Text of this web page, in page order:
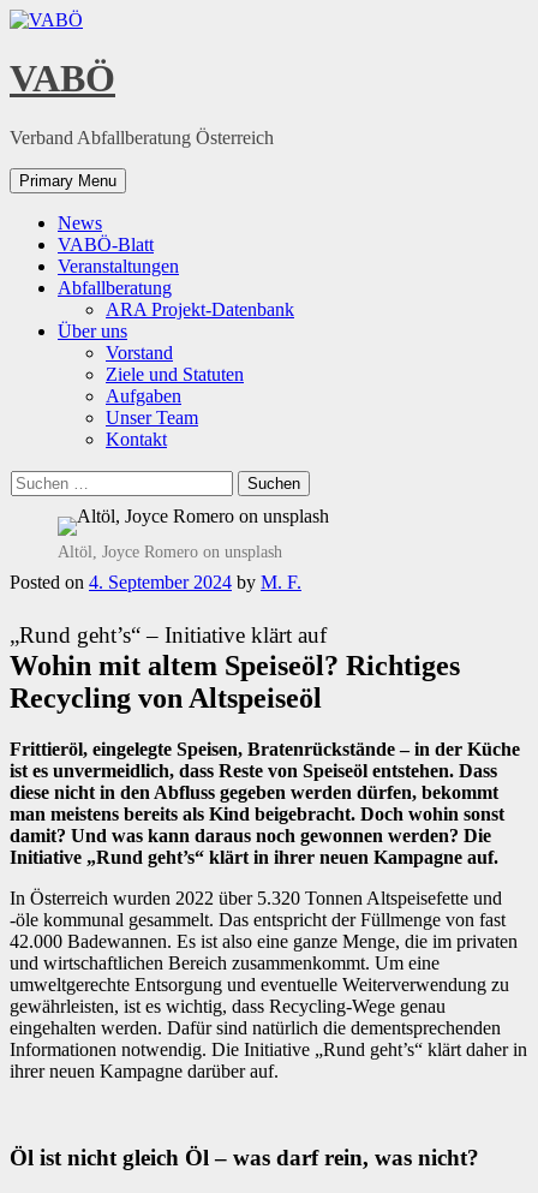
Skip
content
VABÖ
Verband Abfallberatung Österreich
Primary Menu
News
VABÖ-Blatt
Veranstaltungen
Abfallberatung
ARA Projekt-Datenbank
Über uns
Vorstand
Ziele und Statuten
Aufgaben
Unser Team
Kontakt
Suchen
nach:
Altöl, Joyce Romero on unsplash
Posted on 4. September 2024 by M. F.
„Rund geht’s“ – Initiative klärt auf
Wohin mit altem Speiseöl? Richtiges
Recycling von Altspeiseöl
Frittieröl, eingelegte Speisen, Bratenrückstände – in der Küche
ist es unvermeidlich, dass Reste von Speiseöl entstehen. Dass
diese nicht in den Abfluss gegeben werden dürfen, bekommt
man meistens bereits als Kind beigebracht. Doch wohin sonst
damit? Und was kann daraus noch gewonnen werden? Die
Initiative „Rund geht’s“ klärt in ihrer neuen Kampagne auf.
In Österreich wurden 2022 über 5.320 Tonnen Altspeisefette und
-öle kommunal gesammelt. Das entspricht der Füllmenge von fast
42.000 Badewannen. Es ist also eine ganze Menge, die im privaten
und wirtschaftlichen Bereich zusammenkommt. Um eine
umweltgerechte Entsorgung und eventuelle Weiterverwendung zu
gewährleisten, ist es wichtig, dass Recycling-Wege genau
eingehalten werden. Dafür sind natürlich die dementsprechenden
Informationen notwendig. Die Initiative „Rund geht’s“ klärt daher in
ihrer neuen Kampagne darüber auf.
Öl ist nicht gleich Öl – was darf rein, was nicht?